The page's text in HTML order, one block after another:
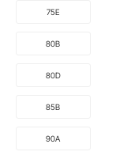
75E
80B
80D
85B
90A